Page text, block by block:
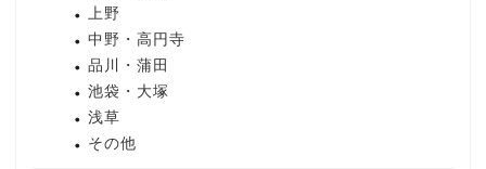
上野
中野・高円寺
品川・蒲田
池袋・大塚
浅草
その他